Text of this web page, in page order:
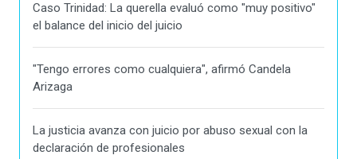
Caso Trinidad: La querella evaluó como "muy positivo"
el balance del inicio del juicio
"Tengo errores como cualquiera", afirmó Candela
Arizaga
La justicia avanza con juicio por abuso sexual con la
declaración de profesionales